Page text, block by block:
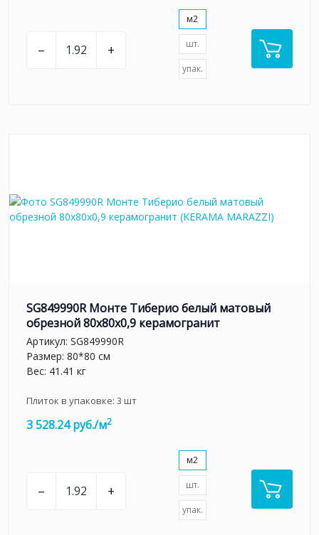
– +
м2
шт.
упак.
SG849990R Монте Тиберио белый матовый
обрезной 80x80x0,9 керамогранит
Артикул: SG849990R
Размер: 80*80 см
Вес: 41.41 кг
Плиток в упаковке: 3 шт
3 528.24 руб./м2
– +
м2
шт.
упак.